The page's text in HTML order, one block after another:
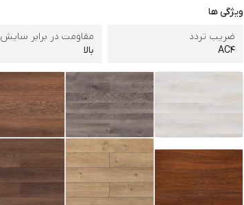
ویژگی ها
ضریب تردد
AC4
مقاومت در برابر سایش
بالا